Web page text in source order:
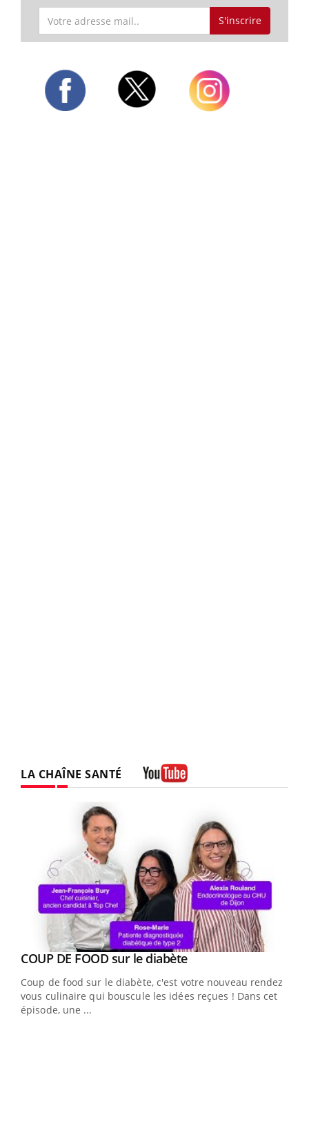
S'inscrire
LA CHAÎNE SANTÉ
Youtube
COUP DE FOOD sur le diabèteYoutube
Coup de food sur le diabète, c'est votre nouveau rendez-
vous culinaire qui bouscule les idées reçues ! Dans cet
épisode, une ...